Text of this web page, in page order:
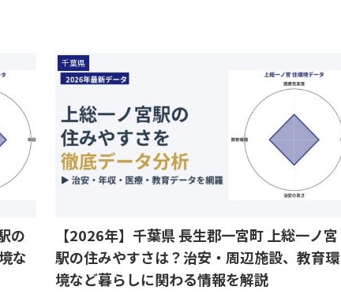
の
な
千葉県
【2026年】千葉県 長生郡一宮町 上総一ノ宮
駅の住みやすさは？治安・周辺施設、教育環
境など暮らしに関わる情報を解説